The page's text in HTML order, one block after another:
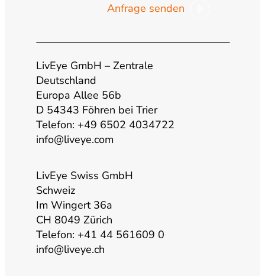
u
t
b
s
t
g
e
k
Anfrage senden
LivEye GmbH – Zentrale
Deutschland
Europa Allee 56b
D 54343 Föhren bei Trier
Telefon: +49 6502 4034722
info@liveye.com
LivEye Swiss GmbH
Schweiz
Im Wingert 36a
CH 8049 Zürich
Telefon: +41 44 561609 0
info@liveye.ch